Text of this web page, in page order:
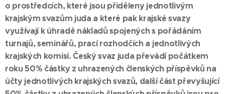
o prostředcích, které jsou přiděleny jednotlivým
krajským svazům juda a které pak krajské svazy
využívají k úhradě nákladů spojených s pořádáním
turnajů, seminářů, prací rozhodčích a jednotlivých
krajských komisí. Český svaz juda převádí počátkem
roku 50% částky z uhrazených členských příspěvků na
účty jednotlivých krajských svazů, další část převyšující